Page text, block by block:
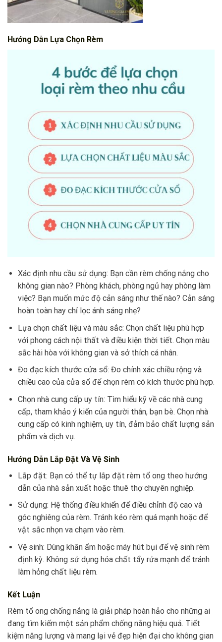
Hướng Dẫn Lựa Chọn Rèm
Xác định nhu cầu sử dụng: Bạn cần rèm chống nắng cho
không gian nào? Phòng khách, phòng ngủ hay phòng làm
việc? Bạn muốn mức độ cản sáng như thế nào? Cản sáng
hoàn toàn hay chỉ lọc ánh sáng nhẹ?
Lựa chọn chất liệu và màu sắc: Chọn chất liệu phù hợp
với phong cách nội thất và điều kiện thời tiết. Chọn màu
sắc hài hòa với không gian và sở thích cá nhân.
Đo đạc kích thước cửa sổ: Đo chính xác chiều rộng và
chiều cao của cửa sổ để chọn rèm có kích thước phù hợp.
Chọn nhà cung cấp uy tín: Tìm hiểu kỹ về các nhà cung
cấp, tham khảo ý kiến của người thân, bạn bè. Chọn nhà
cung cấp có kinh nghiệm, uy tín, đảm bảo chất lượng sản
phẩm và dịch vụ.
Hướng Dẫn Lắp Đặt Và Vệ Sinh
Lắp đặt: Bạn có thể tự lắp đặt rèm tổ ong theo hướng
dẫn của nhà sản xuất hoặc thuê thợ chuyên nghiệp.
Sử dụng: Hệ thống điều khiển để điều chỉnh độ cao và
góc nghiêng của rèm. Tránh kéo rèm quá mạnh hoặc để
vật sắc nhọn va chạm vào rèm.
Vệ sinh: Dùng khăn ẩm hoặc máy hút bụi để vệ sinh rèm
định kỳ. Không sử dụng hóa chất tẩy rửa mạnh để tránh
làm hỏng chất liệu rèm.
Kết Luận
Rèm tổ ong chống nắng là giải pháp hoàn hảo cho những ai
đang tìm kiếm một sản phẩm chống nắng hiệu quả. Tiết
kiệm năng lượng và mang lại vẻ đẹp hiện đại cho không gian